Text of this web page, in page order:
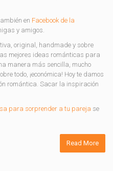
en Facebook de la
y amigos.
original, handmade y sobre
mejores ideas románticas para
manera más sencilla, mucho
todo, ¡económica! Hoy te damos
romántica. Sacar la inspiración
para sorprender a tu pareja se
Read More